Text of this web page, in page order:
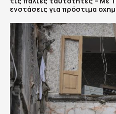
ενστάσεις για πρόστιμα